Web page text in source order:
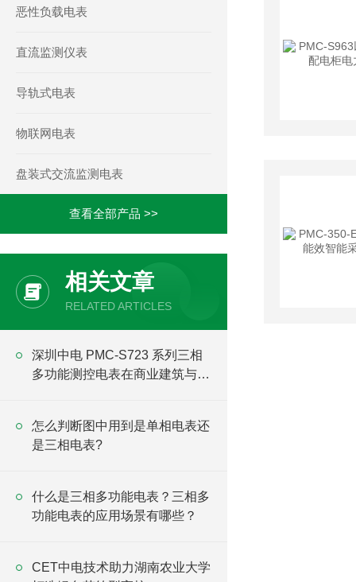
恶性负载电表
直流监测仪表
导轨式电表
物联网电表
盘装式交流监测电表
查看全部产品 >>
相关文章
RELATED ARTICLES
深圳中电 PMC-S723 系列三相
多功能测控电表在商业建筑与智
怎么判断图中用到是单相电表还
是三相电表?
什么是三相多功能电表？三相多
功能电表的应用场景有哪些？
CET中电技术助力湖南农业大学